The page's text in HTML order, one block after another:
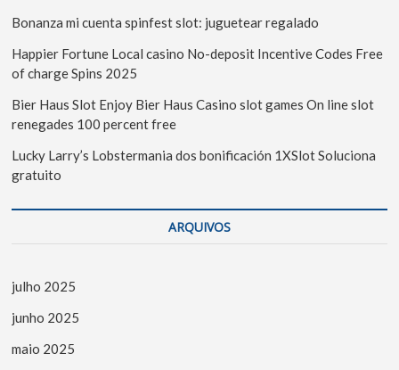
Bonanza mi cuenta spinfest slot: juguetear regalado
Happier Fortune Local casino No-deposit Incentive Codes Free
of charge Spins 2025
Bier Haus Slot Enjoy Bier Haus Casino slot games On line slot
renegades 100 percent free
Lucky Larry’s Lobstermania dos bonificación 1XSlot Soluciona
gratuito
ARQUIVOS
julho 2025
junho 2025
maio 2025